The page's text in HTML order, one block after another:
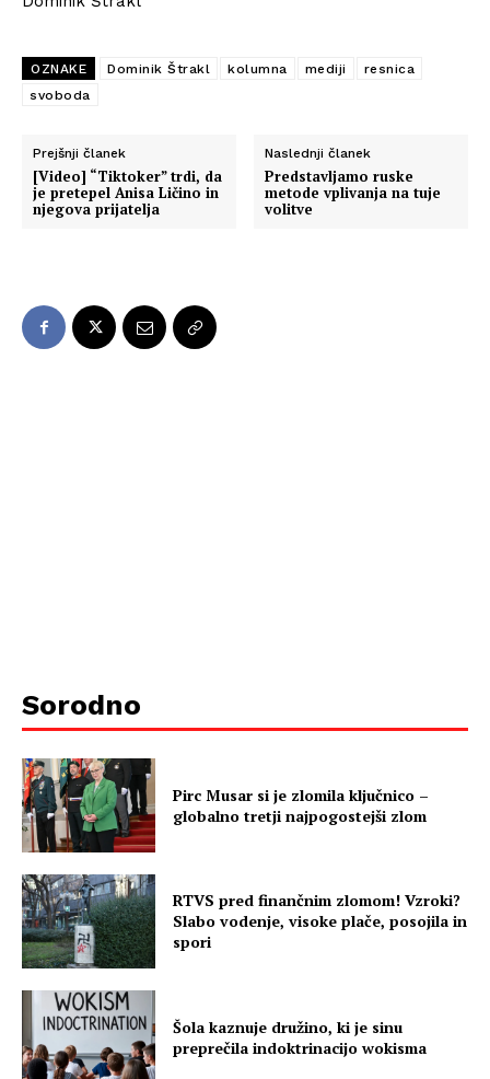
OZNAKE Dominik Štrakl kolumna mediji
resnica
svoboda
Prejšnji članek
[Video] “Tiktoker” trdi, da
je pretepel Anisa Ličino in
njegova prijatelja
Naslednji članek
Predstavljamo ruske
metode vplivanja na tuje
volitve
Sorodno
Pirc Musar si je zlomila ključnico –
globalno tretji najpogostejši zlom
RTVS pred finančnim zlomom! Vzroki?
Slabo vodenje, visoke plače, posojila in
spori
Šola kaznuje družino, ki je sinu
preprečila indoktrinacijo wokisma